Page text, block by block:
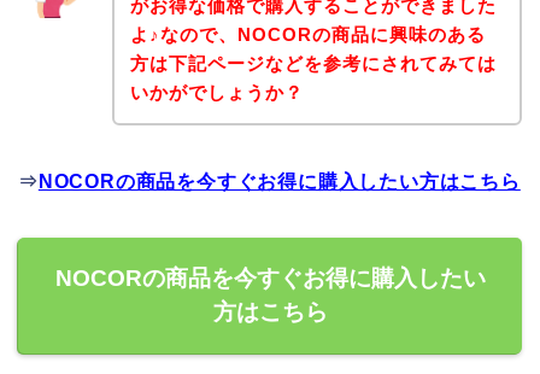
がお得な価格で購入することができました
よ♪なので、NOCORの商品に興味のある
方は下記ページなどを参考にされてみては
いかがでしょうか？
⇒ NOCORの商品を今すぐお得に購入したい方はこちら
NOCORの商品を今すぐお得に購入したい
方はこちら